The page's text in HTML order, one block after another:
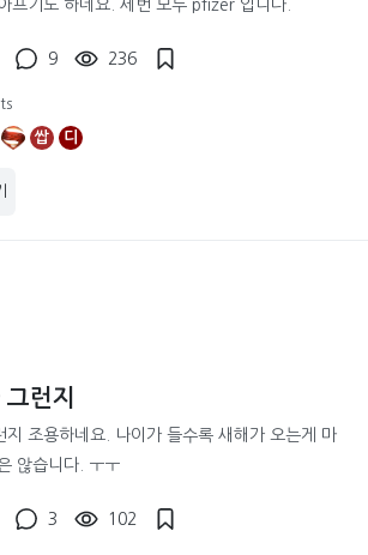
프기도 하네요. 세번 모두 pfizer 입니다.
9 236
쌉 디
런지
지 조용하네요. 나이가 들수록 새해가 오는게 마
않습니다. ㅜㅜ
3 102